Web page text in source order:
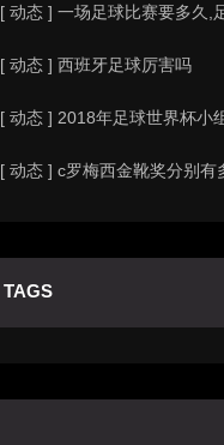
[ 动态 ] 一场足球比赛要多久,
[ 动态 ] 西班牙足球厉害吗
[ 动态 ] 2018年足球世界杯小组赛结果
[ 动态 ] c罗梅西金靴奖分别有多少,求夺得欧
TAGS